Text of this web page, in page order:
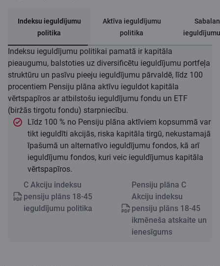
Indeksu ieguldījumu
politika
Aktīva ieguldījumu
politika
Indeksu ieguldījumu politikai pamatā ir kapitāla
pieaugumu, balstoties uz diversificētu ieguldījumu portfeļa
struktūru un pasīvu pieeju ieguldījumu pārvaldē, līdz 100
procentiem Pensiju plāna aktīvu ieguldot kapitāla
vērtspapīros ar atbilstošu ieguldījumu fondu un ETF
(biržās tirgotu fondu) starpniecību.
Līdz 100 % no Pensiju plāna aktīviem kopsummā var
tikt ieguldīti akcijās, riska kapitāla tirgū, nekustamajā
īpašumā un alternatīvo ieguldījumu fondos, kā arī
ieguldījumu fondos, kuri veic ieguldījumus kapitāla
vērtspapīros.
C Akciju indeksu
pensiju plāns 18-45
ieguldījumu politika
Pensiju plāna C
Akciju indeksu
pensiju plāns 18-45
ikmēneša atskaite un
ienesīgums